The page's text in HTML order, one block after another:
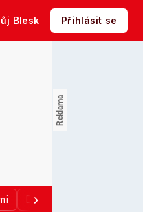
Blesk Přihlásit se
Donald Trump